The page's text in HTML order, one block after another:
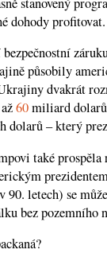
dohody profitovat.
působily
dvakrát
až60miliard
dolarů – který
také
letech) se
bez pozemního